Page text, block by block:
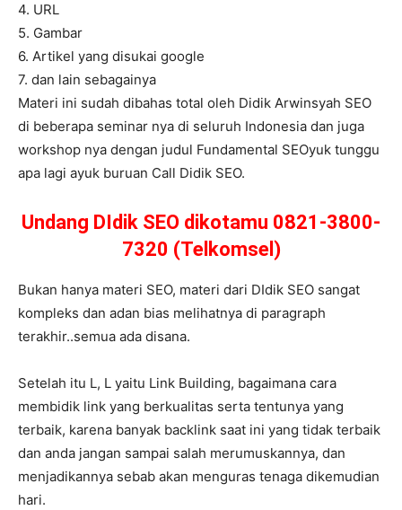
4. URL
5. Gambar
6. Artikel yang disukai google
7. dan lain sebagainya
Materi ini sudah dibahas total oleh Didik Arwinsyah SEO
di beberapa seminar nya di seluruh Indonesia dan juga
workshop nya dengan judul Fundamental SEOyuk tunggu
apa lagi ayuk buruan Call Didik SEO.
Undang DIdik SEO dikotamu 0821-3800-
7320 (Telkomsel)
Bukan hanya materi SEO, materi dari DIdik SEO sangat
kompleks dan adan bias melihatnya di paragraph
terakhir..semua ada disana.
Setelah itu L, L yaitu Link Building, bagaimana cara
membidik link yang berkualitas serta tentunya yang
terbaik, karena banyak backlink saat ini yang tidak terbaik
dan anda jangan sampai salah merumuskannya, dan
menjadikannya sebab akan menguras tenaga dikemudian
hari.